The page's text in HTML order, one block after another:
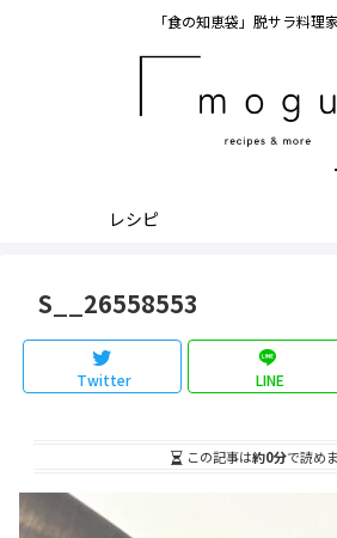
「食の知恵袋」脱サラ料理
レシピ
S__26558553
Twitter LINE
この記事は約0分で読めま